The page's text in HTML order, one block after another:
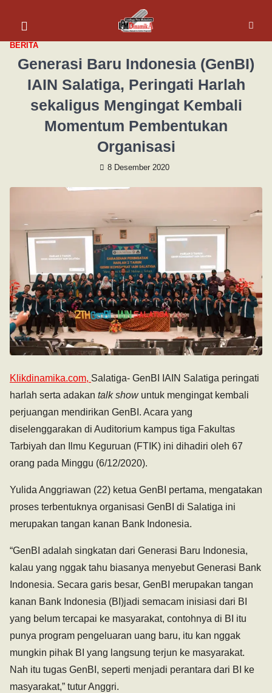
BERITA
Generasi Baru Indonesia (GenBI)
IAIN Salatiga, Peringati Harlah
sekaligus Mengingat Kembali
Momentum Pembentukan
Organisasi
8 Desember 2020
Klikdinamika.com, Salatiga- GenBI IAIN Salatiga peringati
harlah serta adakan talk showuntuk mengingat kembali
perjuangan mendirikan GenBI. Acara yang
diselenggarakan di Auditorium kampus tiga Fakultas
Tarbiyah dan Ilmu Keguruan (FTIK) ini dihadiri oleh 67
orang pada Minggu (6/12/2020).
Yulida Anggriawan (22) ketua GenBI pertama, mengatakan
proses terbentuknya organisasi GenBI di Salatiga ini
merupakan tangan kanan Bank Indonesia.
“GenBI adalah singkatan dari Generasi Baru Indonesia,
kalau yang nggak tahu biasanya menyebut Generasi Bank
Indonesia. Secara garis besar, GenBI merupakan tangan
kanan Bank Indonesia (BI)jadi semacam inisiasi dari BI
yang belum tercapai ke masyarakat, contohnya di BI itu
punya program pengeluaran uang baru, itu kan nggak
mungkin pihak BI yang langsung terjun ke masyarakat.
Nah itu tugas GenBI, seperti menjadi perantara dari BI ke
masyarakat,” tutur Anggri.